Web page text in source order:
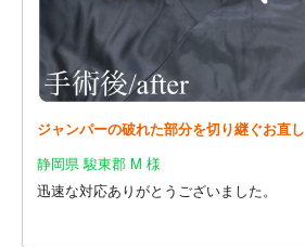
ジャンパーの破れた部分を切り継ぐお直し
静岡県 駿東郡 M 様
迅速な対応ありがとうございました。